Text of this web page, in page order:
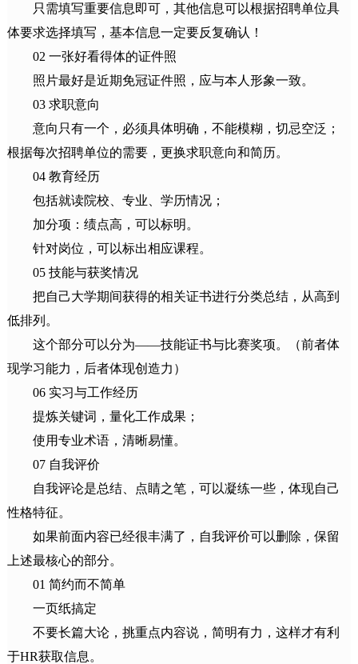
只需填写重要信息即可，其他信息可以根据招聘单位具
体要求选择填写，基本信息一定要反复确认！
02 一张好看得体的证件照
照片最好是近期免冠证件照，应与本人形象一致。
03 求职意向
意向只有一个，必须具体明确，不能模糊，切忌空泛；
根据每次招聘单位的需要，更换求职意向和简历。
04 教育经历
包括就读院校、专业、学历情况；
加分项：绩点高，可以标明。
针对岗位，可以标出相应课程。
05 技能与获奖情况
把自己大学期间获得的相关证书进行分类总结，从高到
低排列。
这个部分可以分为——技能证书与比赛奖项。（前者体
现学习能力，后者体现创造力）
06 实习与工作经历
提炼关键词，量化工作成果；
使用专业术语，清晰易懂。
07 自我评价
自我评论是总结、点睛之笔，可以凝练一些，体现自己
性格特征。
如果前面内容已经很丰满了，自我评价可以删除，保留
上述最核心的部分。
01 简约而不简单
一页纸搞定
不要长篇大论，挑重点内容说，简明有力，这样才有利
于HR获取信息。